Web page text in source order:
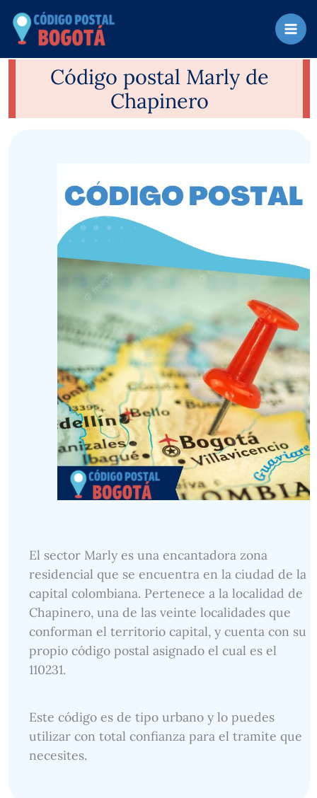
contenido
Código postal Marly de
Chapinero
El sector Marly es una encantadora zona
residencial que se encuentra en la ciudad de la
capital colombiana. Pertenece a la localidad de
Chapinero, una de las veinte localidades que
conforman el territorio capital, y cuenta con su
propio código postal asignado el cual es el
110231.
Este código es de tipo urbano y lo puedes
utilizar con total confianza para el tramite que
necesites.